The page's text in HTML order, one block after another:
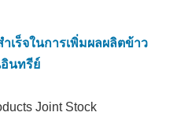
เร็จในการเพิ่มผลผลิตข้าว
นทรีย์
Joint Stock